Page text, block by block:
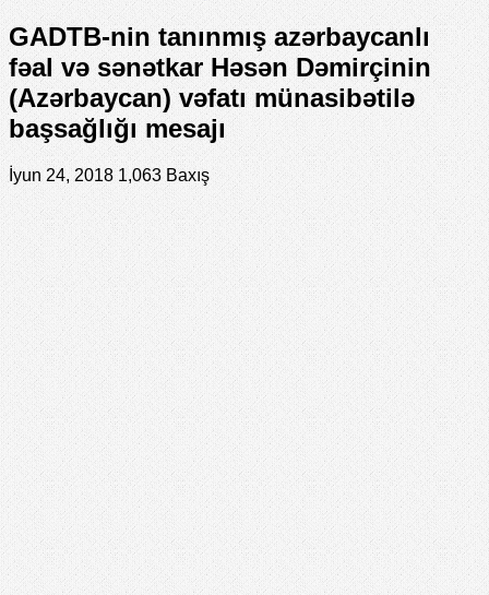
GADTB-nin tanınmış azərbaycanlı
fəal və sənətkar Həsən Dəmirçinin
(Azərbaycan) vəfatı münasibətilə
başsağlığı mesajı
İyun 24, 2018 1,063 Baxış